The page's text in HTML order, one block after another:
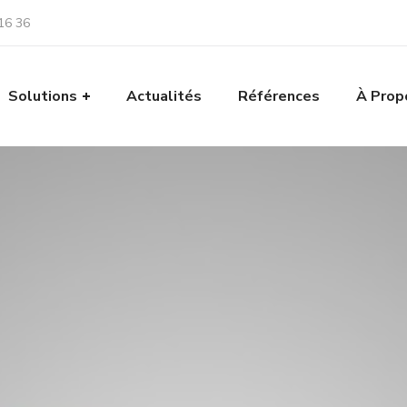
36
Solutions Actualités Références À